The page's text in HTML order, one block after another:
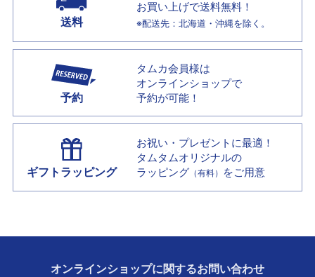
送料
お買い上げで送料無料！
※配送先：北海道・沖縄を除く。
予約
タムカ会員様は
オンラインショップで
予約が可能！
ギフトラッピング
お祝い・プレゼントに最適！
タムタムオリジナルの
ラッピング （有料） をご用意
オンラインショップに関するお問い合わせ